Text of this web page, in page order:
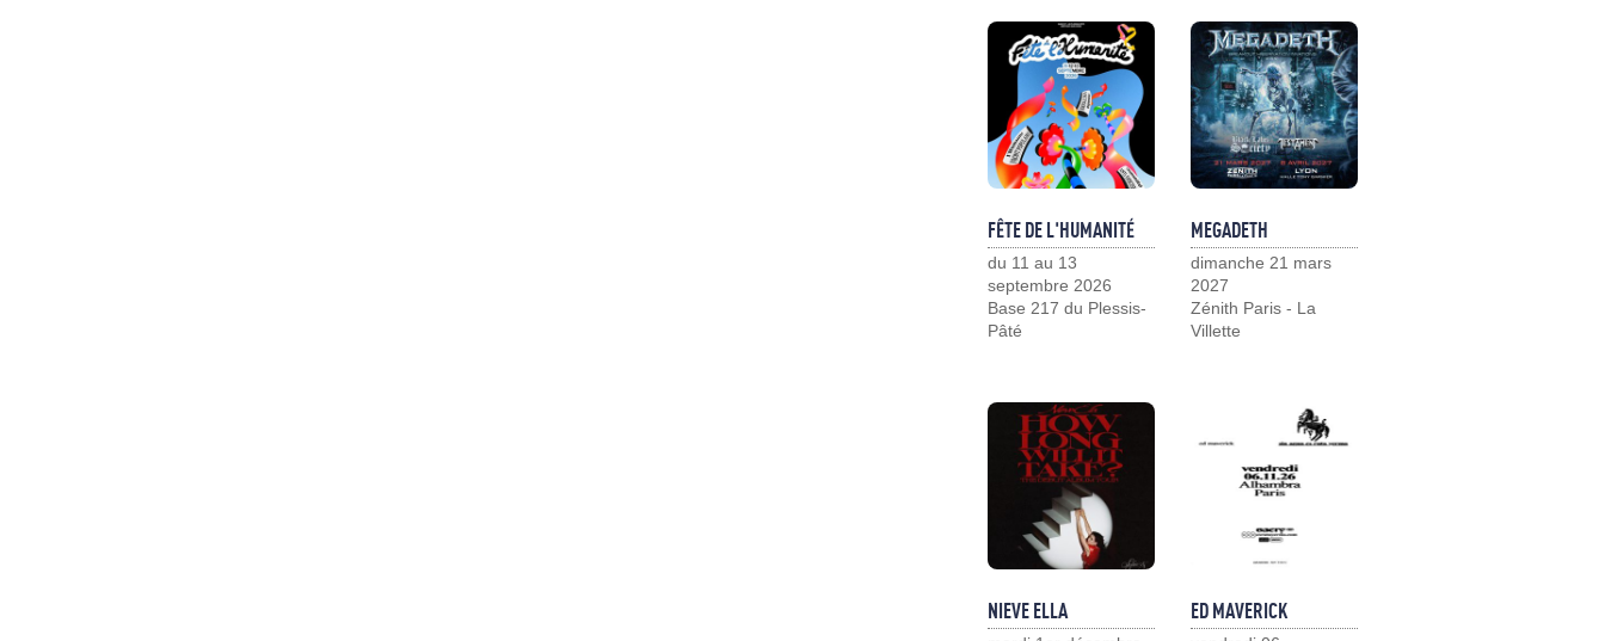
FÊTE DE L'HUMANITÉ
du 11 au 13
septembre 2026
Base 217 du Plessis-
Pâté
MEGADETH
dimanche 21 mars
2027
Zénith Paris - La
Villette
NIEVE ELLA ED MAVERICK